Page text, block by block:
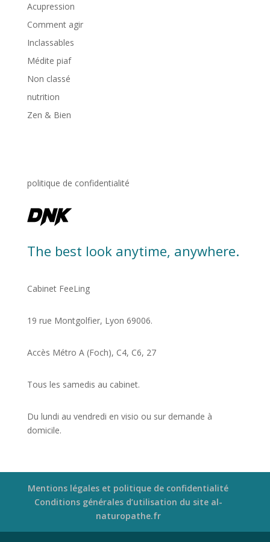
Acupression
Comment agir
Inclassables
Médite piaf
Non classé
nutrition
Zen & Bien
politique de confidentialité
The best look anytime, anywhere.
Cabinet FeeLing
19 rue Montgolfier, Lyon 69006.
Accès Métro A (Foch), C4, C6, 27
Tous les samedis au cabinet.
Du lundi au vendredi en visio ou sur demande à
domicile.
Mentions légales et politique de confidentialité
Conditions générales d’utilisation du site al-
naturopathe.fr